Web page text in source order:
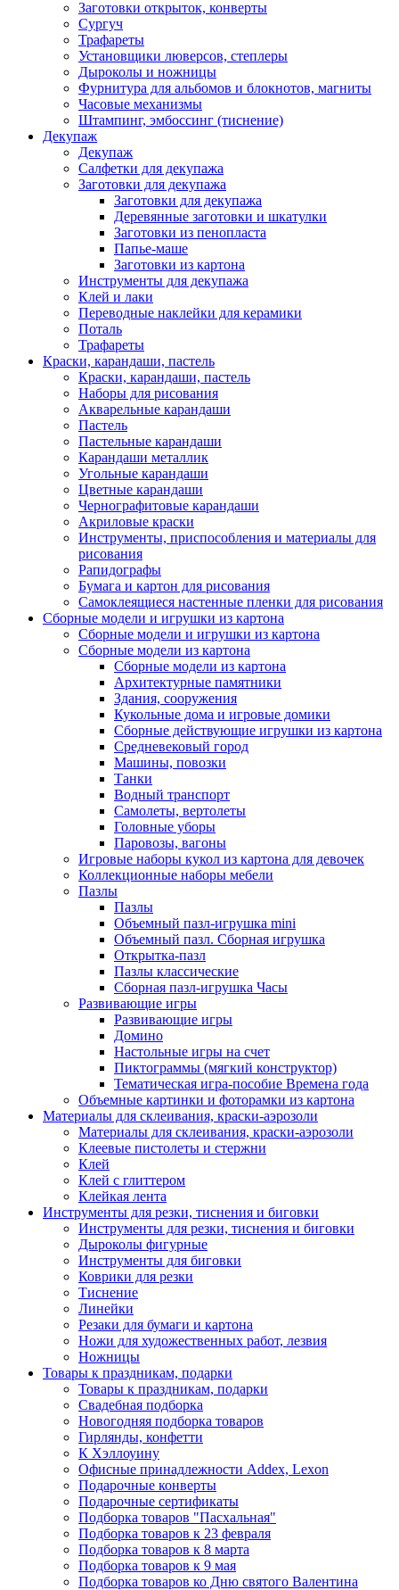
Заготовки открыток, конверты
Сургуч
Трафареты
Установщики люверсов, степлеры
Дыроколы и ножницы
Фурнитура для альбомов и блокнотов, магниты
Часовые механизмы
Штампинг, эмбоссинг (тиснение)
Декупаж
Декупаж
Салфетки для декупажа
Заготовки для декупажа
Заготовки для декупажа
Деревянные заготовки и шкатулки
Заготовки из пенопласта
Папье-маше
Заготовки из картона
Инструменты для декупажа
Клей и лаки
Переводные наклейки для керамики
Поталь
Трафареты
Краски, карандаши, пастель
Краски, карандаши, пастель
Наборы для рисования
Акварельные карандаши
Пастель
Пастельные карандаши
Карандаши металлик
Угольные карандаши
Цветные карандаши
Чернографитовые карандаши
Акриловые краски
Инструменты, приспособления и материалы для
рисования
Рапидографы
Бумага и картон для рисования
Самоклеящиеся настенные пленки для рисования
Сборные модели и игрушки из картона
Сборные модели и игрушки из картона
Сборные модели из картона
Сборные модели из картона
Архитектурные памятники
Здания, сооружения
Кукольные дома и игровые домики
Сборные действующие игрушки из картона
Средневековый город
Машины, повозки
Танки
Водный транспорт
Самолеты, вертолеты
Головные уборы
Паровозы, вагоны
Игровые наборы кукол из картона для девочек
Коллекционные наборы мебели
Пазлы
Пазлы
Объемный пазл-игрушка mini
Объемный пазл. Сборная игрушка
Открытка-пазл
Пазлы классические
Сборная пазл-игрушка Часы
Развивающие игры
Развивающие игры
Домино
Настольные игры на счет
Пиктограммы (мягкий конструктор)
Тематическая игра-пособие Времена года
Объемные картинки и фоторамки из картона
Материалы для склеивания, краски-аэрозоли
Материалы для склеивания, краски-аэрозоли
Клеевые пистолеты и стержни
Клей
Клей с глиттером
Клейкая лента
Инструменты для резки, тиснения и биговки
Инструменты для резки, тиснения и биговки
Дыроколы фигурные
Инструменты для биговки
Коврики для резки
Тиснение
Линейки
Резаки для бумаги и картона
Ножи для художественных работ, лезвия
Ножницы
Товары к праздникам, подарки
Товары к праздникам, подарки
Свадебная подборка
Новогодняя подборка товаров
Гирлянды, конфетти
К Хэллоуину
Офисные принадлежности Addex, Lexon
Подарочные конверты
Подарочные сертификаты
Подборка товаров "Пасхальная"
Подборка товаров к 23 февраля
Подборка товаров к 8 марта
Подборка товаров к 9 мая
Подборка товаров ко Дню святого Валентина